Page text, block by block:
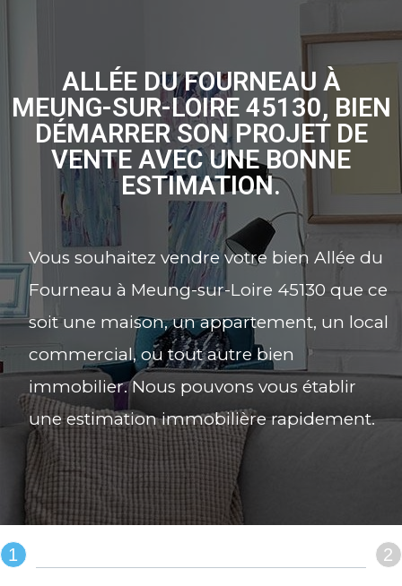
ALLÉE DU FOURNEAU À
MEUNG-SUR-LOIRE 45130, BIEN
DÉMARRER SON PROJET DE
VENTE AVEC UNE BONNE
ESTIMATION.
Vous souhaitez vendre votre bien Allée du
Fourneau à Meung-sur-Loire 45130 que ce
soit une maison, un appartement, un local
commercial, ou tout autre bien
immobilier. Nous pouvons vous établir
une estimation immobilière rapidement.
REMPLIR LE FORMULAIRE :
1 2